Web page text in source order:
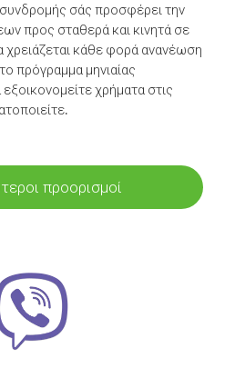
σάς προσφέρει την
προς σταθερά και κινητά σε
χρειάζεται κάθε φορά ανανέωση
πρόγραμμα μηνιαίας
χρήματα στις
προορισμοί